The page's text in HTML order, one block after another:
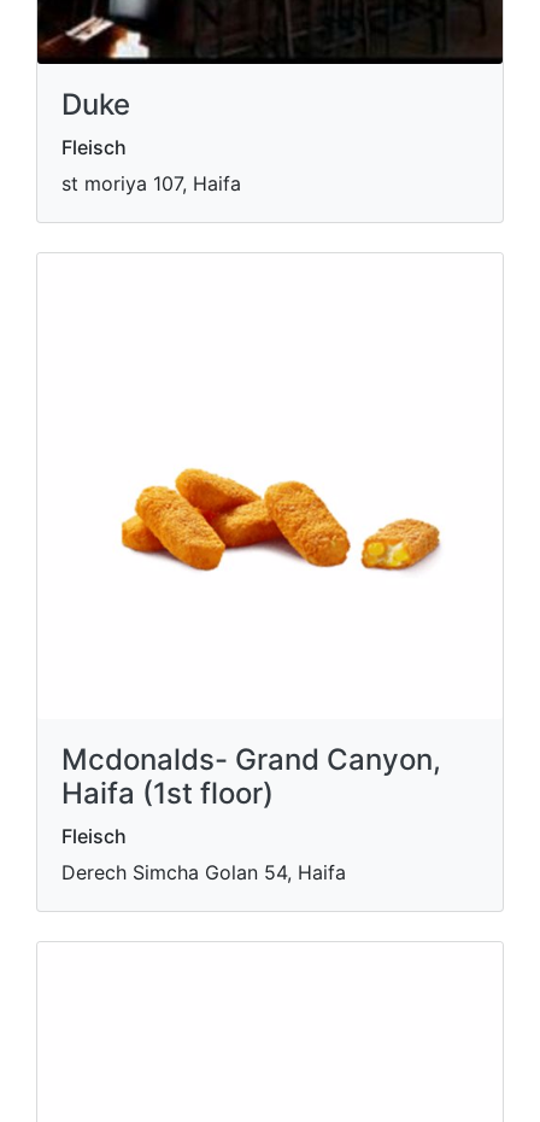
Duke
Fleisch
st moriya 107, Haifa
Mcdonalds- Grand Canyon,
Haifa (1st floor)
Fleisch
Derech Simcha Golan 54, Haifa